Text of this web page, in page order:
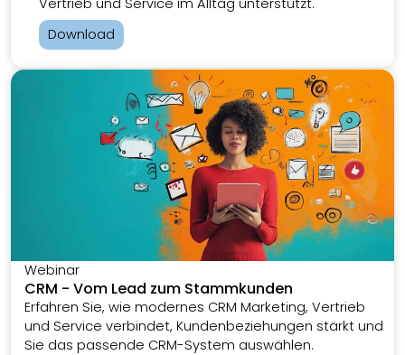
Vertrieb und Service im Alltag unterstützt.
Download
Webinar
CRM - Vom Lead zum Stammkunden
Erfahren Sie, wie modernes CRM Marketing, Vertrieb
und Service verbindet, Kundenbeziehungen stärkt und
Sie das passende CRM-System auswählen.